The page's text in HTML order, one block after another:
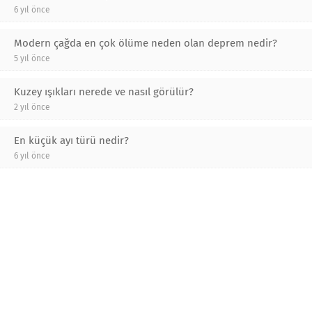
6 yıl önce
Modern çağda en çok ölüme neden olan deprem nedir?
5 yıl önce
Kuzey ışıkları nerede ve nasıl görülür?
2 yıl önce
En küçük ayı türü nedir?
6 yıl önce